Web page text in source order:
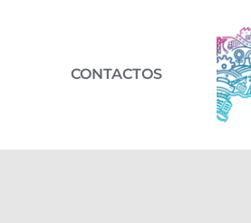
CONTACTOS